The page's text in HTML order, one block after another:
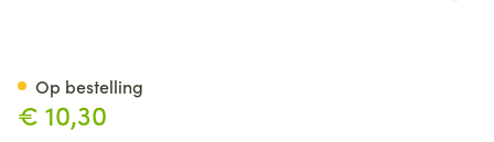
€ 10,30
Op bestelling